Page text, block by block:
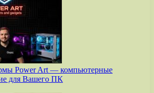
Power Art — компьютерные
для Вашего ПК